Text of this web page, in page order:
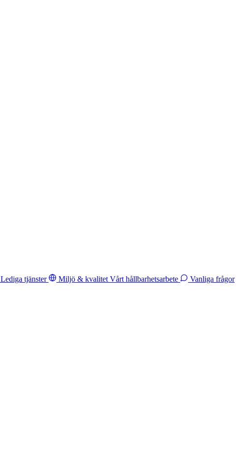
Lediga tjänster Miljö & kvalitet Vårt hållbarhetsarbete
Vanliga frågor